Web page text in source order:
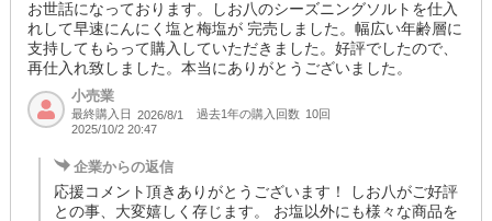
お世話になっております。しお八のシーズニングソルトを仕入
れして早速にんにく塩と梅塩が 完売しました。幅広い年齢層に
支持してもらって購入していただきました。好評でしたので、
再仕入れ致しました。本当にありがとうございました。
小売業
最終購入日 2026/8/1 過去1年の購入回数 10回
2025/10/2 20:47
企業からの返信
応援コメント頂きありがとうございます！ しお八がご好評
との事、大変嬉しく存じます。 お塩以外にも様々な商品を